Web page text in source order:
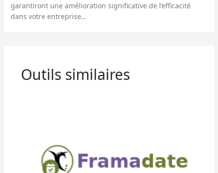
garantiront une amélioration significative de l’efficacité
dans votre entreprise…
Outils similaires